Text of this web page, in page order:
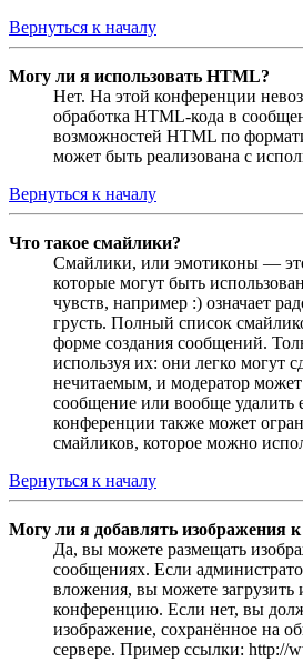
Вернуться к началу
Могу ли я использовать HTML?
Нет. На этой конференции
обработка HTML-кода в
возможностей HTML по
может быть реализована с
Вернуться к началу
Что такое смайлики?
Смайлики, или эмотиконы —
которые могут быть
чувств, например :) означает
грусть. Полный список
форме создания сообщений.
используя их: они легко могут
нечитаемым, и модератор может
сообщение или вообще удалить
конференции также может
смайликов, которое можно
Вернуться к началу
Могу ли я добавлять изображения
Да, вы можете размещать
сообщениях. Если
вложения, вы можете загрузить
конференцию. Если нет, вы
изображение, сохранённое на
сервере. Пример ссылки: http://